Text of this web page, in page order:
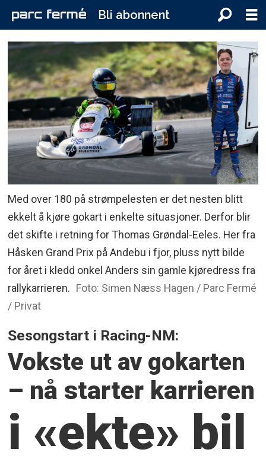
Bli abonnent
Med over 180 på strømpelesten er det nesten blitt
ekkelt å kjøre gokart i enkelte situasjoner. Derfor blir
det skifte i retning for Thomas Grøndal-Eeles. Her fra
Håsken Grand Prix på Andebu i fjor, pluss nytt bilde
for året i kledd onkel Anders sin gamle kjøredress fra
rallykarrieren. Foto: Simen Næss Hagen / Parc Fermé
/ Privat
Sesongstart i Racing-NM:
Vokste ut av gokarten
– nå starter karrieren
i «ekte» bil